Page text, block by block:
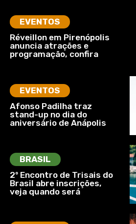
EVENTOS
Réveillon em Pirenópolis
anuncia atrações e
programação, confira
EVENTOS
Afonso Padilha traz
stand-up no dia do
aniversário de Anápolis
BRASIL
2º Encontro de Trisais do
Brasil abre inscrições,
veja quando será